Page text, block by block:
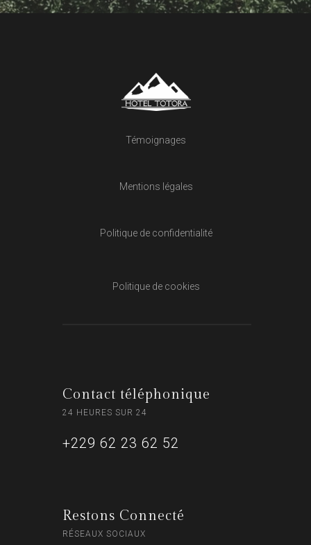
Témoignages
Mentions légales
Politique de confidentialité
Politique de cookies
Contact téléphonique
24 HEURES SUR 24
+229 62 23 62 52
Restons Connecté
RÉSEAUX SOCIAUX